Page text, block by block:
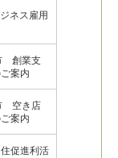
ネス雇用
創業支
案内
空き店
案内
促進利活